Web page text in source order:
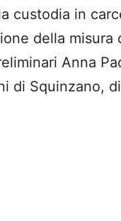
custodia in
della
Anna
di Squinzano,